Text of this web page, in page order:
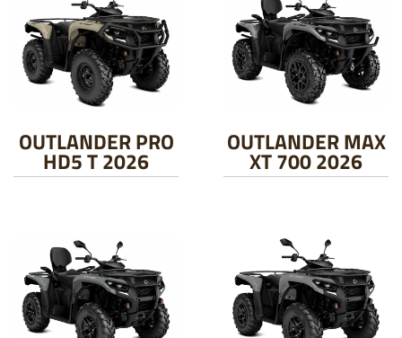
OUTLANDER PRO
HD5 T 2026
OUTLANDER MAX
XT 700 2026